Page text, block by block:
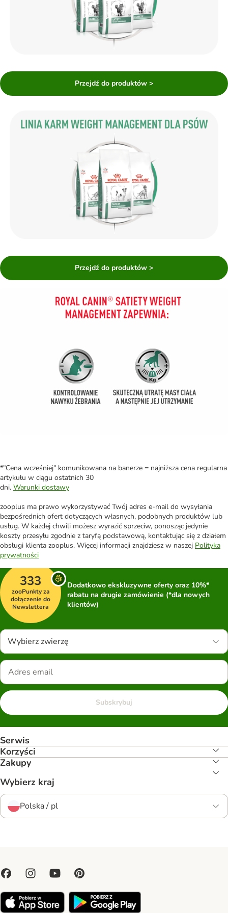
Przejdź do produktów >
Przejdź do produktów >
*"Cena wcześniej" komunikowana na banerze = najniższa cena regularna
artykułu w ciągu ostatnich 30
dni. Warunki dostawy
zooplus ma prawo wykorzystywać Twój adres e-mail do wysyłania
bezpośrednich ofert dotyczących własnych, podobnych produktów lub
usług. W każdej chwili możesz wyrazić sprzeciw, ponosząc jedynie
koszty przesyłu zgodnie z taryfą podstawową, kontaktując się z działem
obsługi klienta zooplus. Więcej informacji znajdziesz w naszej Polityka
prywatności
333
zooPunkty za
dołączenie do
Newslettera
Dodatkowo ekskluzywne oferty oraz 10%*
rabatu na drugie zamówienie (*dla nowych
klientów)
Wybierz zwierzę
Subskrybuj
Serwis
Korzyści
Zakupy
Wybierz kraj
Polska / pl